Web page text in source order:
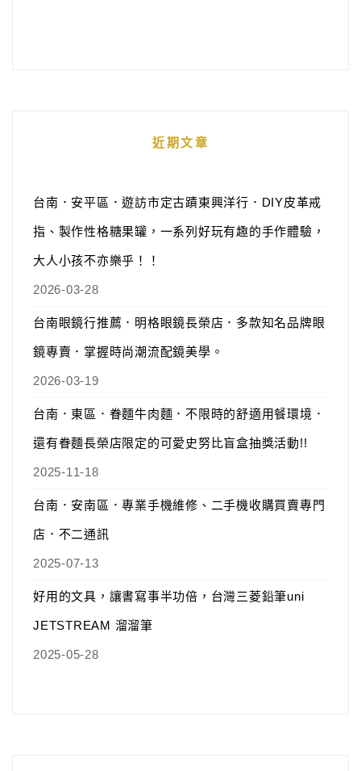
近期文章
台南．安平區．遊訪市定古蹟東興洋行．DIY皮革戒
指、製作性格糖果罐，一系列好玩有趣的手作體驗，
大人小孩不亦樂乎！！
2026-03-28
台南眼鏡行推薦．明格眼鏡長榮店．多款知名品牌眼
鏡專賣．掌握時尚潮流配鏡美學。
2026-03-19
台南．東區．眷麵牛肉麵．不限時的舒適用餐環境．
還有眷麵長榮店限定的可愛史努比盲盒抽獎活動!!
2025-11-18
台南．安南區．專業手機維修、二手機收購買賣專門
店．不二通訊
2025-07-13
好用的文具，讓書寫事半功倍，台灣三菱鉛筆uni
JETSTREAM 溜溜筆
2025-05-28